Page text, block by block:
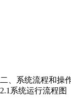
二、系统流程和操
2.1系统运行流程图